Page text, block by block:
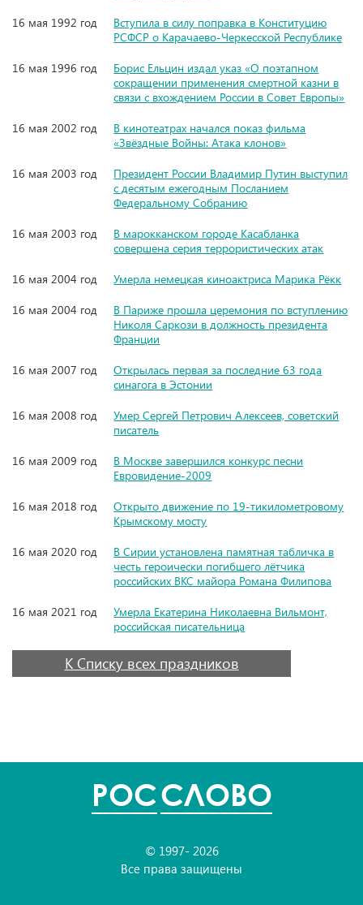
16 мая 1992 год
Вступила в силу поправка в Конституцию
РСФСР о Карачаево-Черкесской Республике
16 мая 1996 год
Борис Ельцин издал указ «О поэтапном
сокращении применения смертной казни в
связи с вхождением России в Совет Европы»
16 мая 2002 год
В кинотеатрах начался показ фильма
«Звёздные Войны: Атака клонов»
16 мая 2003 год
Президент России Владимир Путин выступил
с десятым ежегодным Посланием
Федеральному Собранию
16 мая 2003 год
В марокканском городе Касабланка
совершена серия террористических атак
16 мая 2004 год
Умерла немецкая киноактриса Марика Рёкк
16 мая 2004 год
В Париже прошла церемония по вступлению
Николя Саркози в должность президента
Франции
16 мая 2007 год
Открылась первая за последние 63 года
синагога в Эстонии
16 мая 2008 год
Умер Сергей Петрович Алексеев, советский
писатель
16 мая 2009 год
В Москве завершился конкурс песни
Евровидение-2009
16 мая 2018 год
Открыто движение по 19-тикилометровому
Крымскому мосту
16 мая 2020 год
В Сирии установлена памятная табличка в
честь героически погибшего лётчика
российских ВКС майора Романа Филипова
16 мая 2021 год
Умерла Екатерина Николаевна Вильмонт,
российская писательница
К Списку всех праздников
POCСЛОВО
© 1997- 2026
Все права защищены